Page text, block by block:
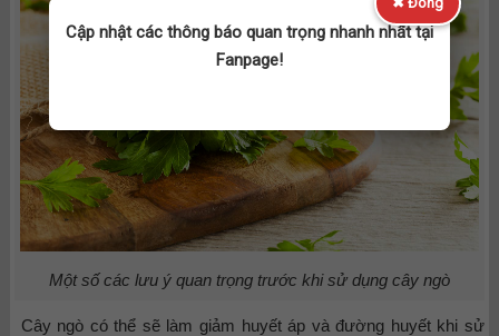
Một số các lưu ý quan trọng trước khi sử dụng cây ngò
Cây ngò có thể sẽ làm giảm huyết áp và đường huyết khi sử
Cập nhật các thông báo quan trọng nhanh nhất tại
Fanpage!